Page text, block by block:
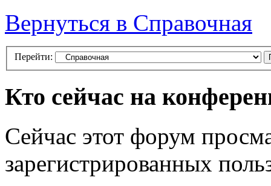
Вернуться в Справочная
Перейти:
Кто сейчас на
Сейчас этот форум
зарегистрированных